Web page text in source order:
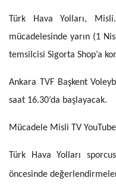
Türk Hava Yolları,
mücadelesinde yarın (1
temsilcisi Sigorta Shop’a
Ankara TVF Başkent
saat 16.30’da başlayacak.
Mücadele Misli TV
Türk Hava Yolları
öncesinde